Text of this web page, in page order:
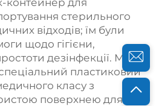
контейнер для
стерильного
відходів; їм були
щодо гігієни,
дезінфекції. Ми
пластиковий
класу з
поверхнею для